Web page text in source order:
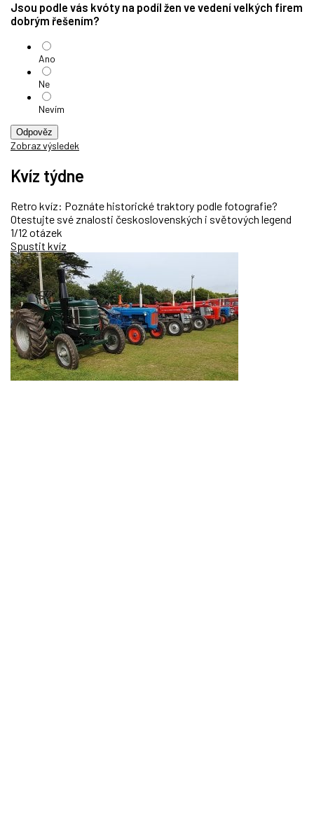
Jsou podle vás kvóty na podíl žen ve vedení velkých firem
dobrým řešením?
Ano
Ne
Nevím
Odpověz
Zobraz výsledek
Kvíz týdne
Retro kvíz: Poznáte historické traktory podle fotografie?
Otestujte své znalosti československých i světových legend
1/12 otázek
Spustit kvíz